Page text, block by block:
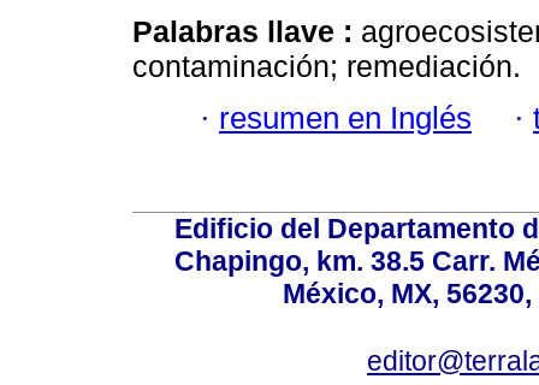
Palabras llave :
contaminación; remediación.
· resumen en Inglés ·
Edificio del Departamento
Chapingo, km. 38.5 Carr.
México, MX,